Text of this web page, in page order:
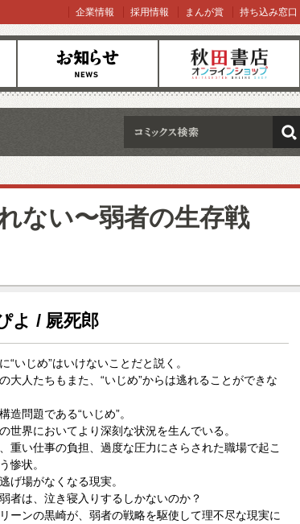
お知らせ オンラインショップ
企業情報 採用情報 まんが賞 持ち込み窓口
検索
ない〜弱者の生存戦
よ / 屍死郎
“いじめ”はいけないことだと説く。
大人たちもまた、“いじめ”からは逃れることができな
造問題である“いじめ”。
世界においてより深刻な状況を生んでいる。
重い仕事の負担、過度な圧力にさらされた職場で起こ
惨状。
げ場がなくなる現実。
者は、泣き寝入りするしかないのか？
ーンの黒崎が、弱者の戦略を駆使して理不尽な現実に